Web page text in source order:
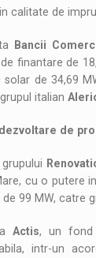
calitate de
Bancii
finantare de
de 34,69
italian
de
cu o putere
99 MW, catre
Actis, un fond
intr-un